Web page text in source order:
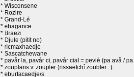
* Wisconsene
* Rozire
* Grand-Lé
* ebagance
* Braezi
* Djule (pitit no)
* ricmaxhaedje
* Sascatchewane
* pavår la, pavår ci, pavår cial = peviè (pa avå /
* zouplans v. zoupler (rissaetchî zoubler...)
* eburtacaedje/s